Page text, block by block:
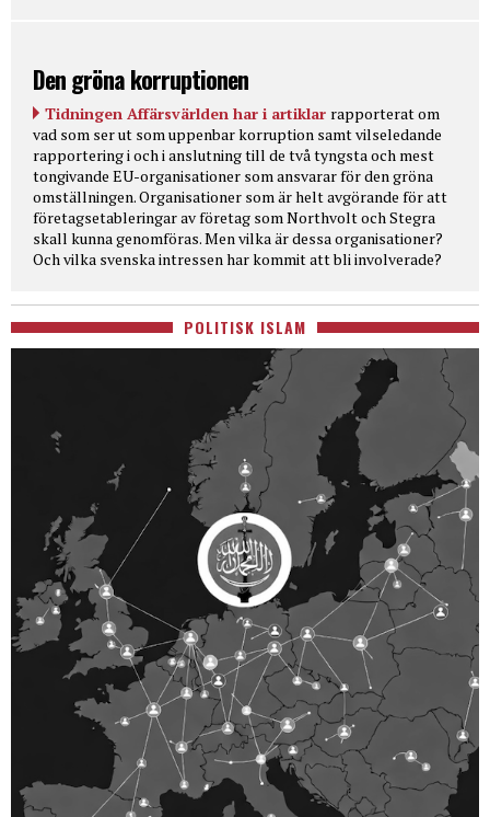
Den gröna korruptionen
Tidningen Affärsvärlden har i artiklar rapporterat om
vad som ser ut som uppenbar korruption samt vilseledande
rapportering i och i anslutning till de två tyngsta och mest
tongivande EU-organisationer som ansvarar för den gröna
omställningen. Organisationer som är helt avgörande för att
företagsetableringar av företag som Northvolt och Stegra
skall kunna genomföras. Men vilka är dessa organisationer?
Och vilka svenska intressen har kommit att bli involverade?
POLITISK ISLAM